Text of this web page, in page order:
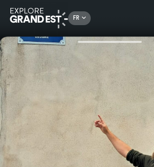
FR
En ville Visite guidée de Toul - Nom